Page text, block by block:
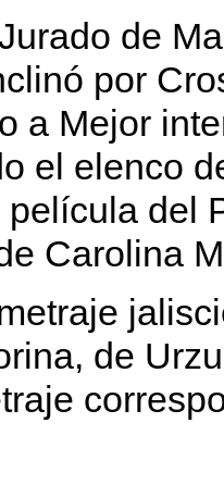
de
por
a Mejor
el elenco
del
Carolina
de